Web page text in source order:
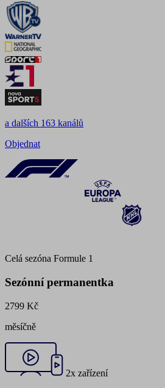
a dalších 163 kanálů
Objednat
Celá sezóna Formule 1
Sezónní permanentka
2799 Kč
měsíčně
2x zařízení